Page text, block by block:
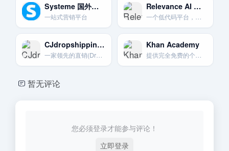
Systeme 国外邮件营销网站
一站式营销平台
Relevance AI 构建和部署AI智能体
一个低代码平台，帮助开发者快速构建、测试和部署能够自主工作的AI智能体。
CJdropshipping-一站式代发货平台
一家领先的直销(Dropshipping)供应商和解决方案平台。提供选品。采购。仓储和一件代发服务。
Khan Academy
提供完全免费的个性化学习资源，涵盖K-12教育和早期大学课程。
暂无评论
您必须登录才能参与评论！
立即登录